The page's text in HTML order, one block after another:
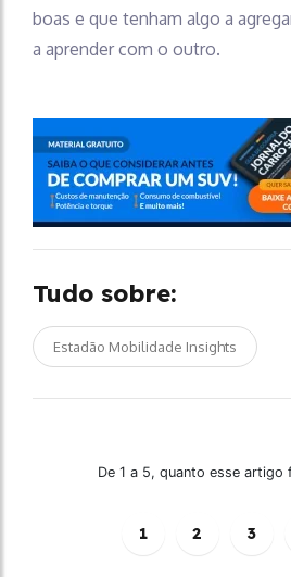
boas e que tenham algo a
a aprender com o outro.
Tudo sobre:
Estadão Mobilidade Insights
De 1 a 5, quanto esse artigo
1 2 3